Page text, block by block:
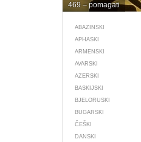
469 – pomagati
ABAZINSKI
APHASKI
ARMENSKI
AVARSKI
AZERSKI
BASKIJSKI
BJELORUSKI
BUGARSKI
ČEŠKI
DANSKI